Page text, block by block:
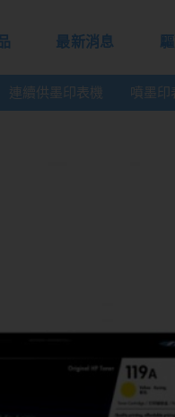
最新消息
連續供墨印表機 噴墨印